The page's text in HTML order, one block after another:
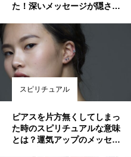
た！深いメッセージが隠され
スピリチュアル
ピアスを片方無くしてしまっ
た時のスピリチュアルな意味
とは？運気アップのメッセー